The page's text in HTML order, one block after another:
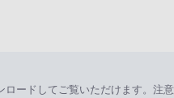
ロードしてご覧いただけます。注